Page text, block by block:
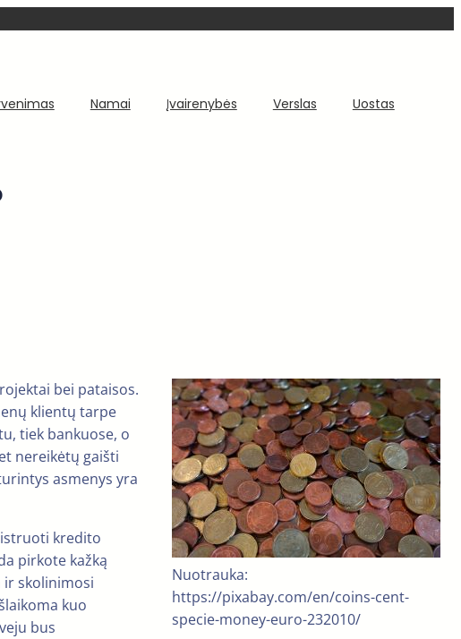
Namai Įvairenybės Verslas Uostas
Nuotrauka:
https://pixabay.com/en/coins-cent-
specie-money-euro-232010/
bei pataisos.
klientų tarpe
tiek bankuose, o
nereikėtų gaišti
asmenys yra
kredito
pirkote kažką
ir skolinimosi
kuo
bus